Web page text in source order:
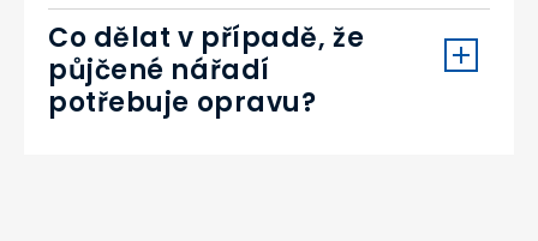
Co dělat v případě, že
půjčené nářadí
potřebuje opravu?